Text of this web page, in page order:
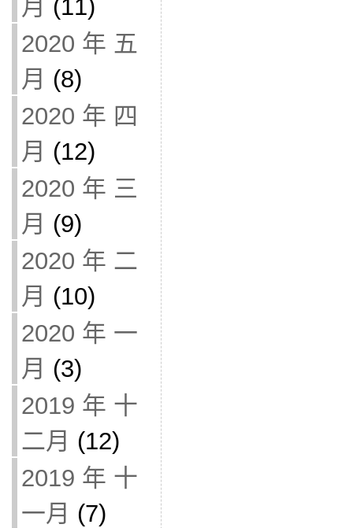
月 (11)
2020 年 五
月 (8)
2020 年 四
月 (12)
2020 年 三
月 (9)
2020 年 二
月 (10)
2020 年 一
月 (3)
2019 年 十
二月 (12)
2019 年 十
一月 (7)